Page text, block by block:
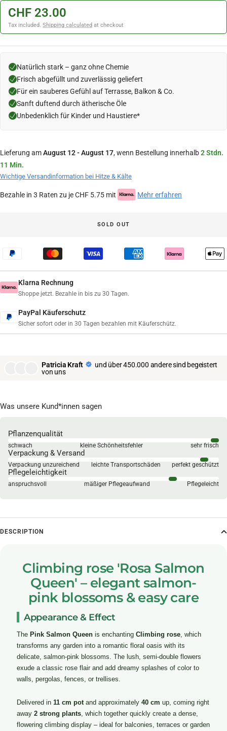
CHF 23.00
Tax included. Shipping calculated at checkout
Natürlich stark – ganz ohne Chemie
Frisch abgefüllt und zuverlässig geliefert
Für ein sauberes Gefühl auf Terrasse, Balkon & Co.
Sanft duftend durch ätherische Öle
Unbedenklich für Kinder und Haustiere*
Lieferung amAugust 12 - August 17, wenn Bestellung innerhalb2 Stdn.
11 Min.
Wichtige Versandinformation bei Hitze & Kälte
Bezahle in 3 Raten zu je CHF 5.75 mit Mehr erfahren
SOLD OUT
Klarna Rechnung
Shoppe jetzt. Bezahle in bis zu 30 Tagen.
PayPal Käuferschutz
Sicher sofort oder in 30 Tagen bezahlen mit Käuferschütz.
Patricia Kraft
und über 450.000 andere sind begeistert
von uns
Was unsere Kund*innen sagen
Pflanzenqualität
schwach kleine Schönheitsfehler sehr frisch
Verpackung & Versand
Verpackung unzureichend leichte Transportschäden perfekt geschützt
Pflegeleichtigkeit
anspruchsvoll mäßiger Pflegeaufwand Pflegeleicht
DESCRIPTION
Climbing rose 'Rosa Salmon
Queen' – elegant salmon-
pink blossoms & easy care
Appearance & Effect
The Pink Salmon Queenis enchanting Climbing rose, which
transforms any garden into a romantic floral oasis with its
delicate, salmon-pink blossoms. The lush, semi-double flowers
exude a classic rose flair and add dreamy splashes of color to
walls, pergolas, fences, or trellises.
Delivered in 11 cm potand approximately 40 cm up, coming right
away 2 strong plants, which together quickly create a dense,
flowering climbing display – ideal for balconies, terraces or garden